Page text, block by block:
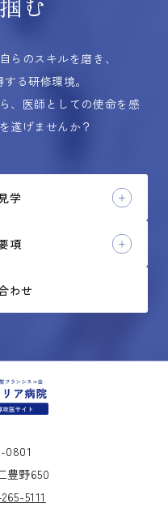
む
らのスキルを磨き、
る研修環境。
、医師としての使命を感
遂げませんか？
学
項
わせ
0801
豊野650
5111